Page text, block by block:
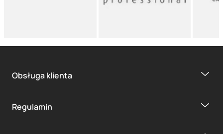
Obsługa klienta
Regulamin